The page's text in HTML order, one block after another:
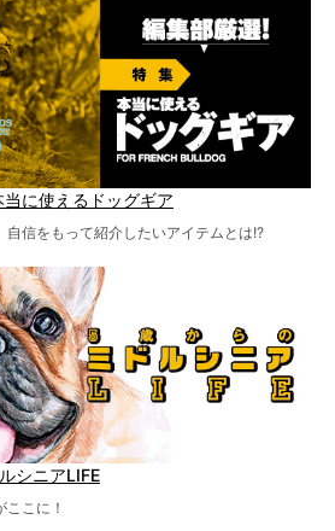
当に使えるドッグギア
自信をもって紹介したいアイテムとは!?
シニアLIFE
こに！